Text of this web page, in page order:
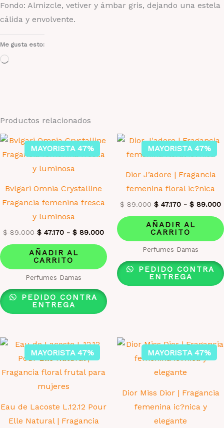
Fondo: Almizcle, vetiver y ámbar gris, dejando una estela
cálida y envolvente.
Me gusta esto:
Cargando...
Productos relacionados
MAYORISTA 47%
Bvlgari Omnia Crystalline
Fragancia femenina fresca
y luminosa
$89.000 $ 47.170 - $ 89.000
AÑADIR AL
CARRITO
Perfumes Damas
PEDIDO CONTRA
ENTREGA
MAYORISTA 47%
Dior J’adore | Fragancia
femenina floral ic?nica
$89.000 $ 47.170 - $ 89.000
AÑADIR AL
CARRITO
Perfumes Damas
PEDIDO CONTRA
ENTREGA
MAYORISTA 47%
Eau de Lacoste L.12.12 Pour
Elle Natural | Fragancia
MAYORISTA 47%
Dior Miss Dior | Fragancia
femenina ic?nica y
elegante